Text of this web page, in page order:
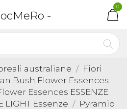
0
australiane
Fiori
Bush Flower Essences
Essences ESSENZE
LIGHT Essenze
Pyramid